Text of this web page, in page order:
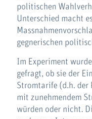
politischen
Unterschied macht
gegnerischen
Im Experiment
gefragt, ob sie der
Stromtarife (d.h.
mit zunehmendem
würden oder nicht.